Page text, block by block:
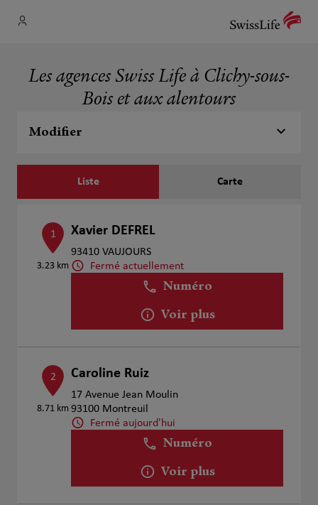
Les agences Swiss Life à Clichy-sous-
Bois et aux alentours
Modifier
Liste Carte
1
3.23 km
Xavier DEFREL
93410 VAUJOURS
Fermé actuellement
Numéro
Voir plus
2
8.71 km
Caroline Ruiz
17 Avenue Jean Moulin
93100 Montreuil
Fermé aujourd'hui
Numéro
Voir plus